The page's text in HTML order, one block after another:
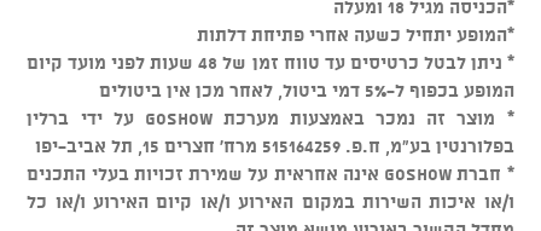
*הכניסה מגיל 18 ומעלה
*המופע יתחיל כשעה אחרי פתיחת דלתות
* ניתן לבטל כרטיסים עד טווח זמן של 48 שעות לפני מועד קיום
המופע בכפוף ל-5% דמי ביטול, לאחר מכן אין ביטולים
* מוצר זה נמכר באמצעות מערכת GOSHOW על ידי ברלין
בפלורנטין בע"מ, ח.פ. 515164259 מרח' חצרים 15, תל אביב-יפו
* חברת GOSHOW אינה אחראית על שמירת זכויות בעלי התכנים
ו/או איכות השירות במקום האירוע ו/או קיום האירוע ו/או כל